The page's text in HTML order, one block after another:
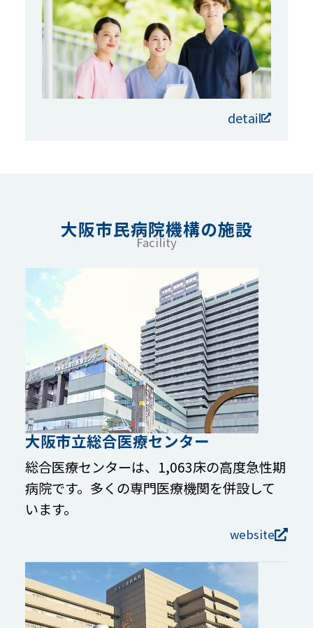
detail
大阪市民病院機構の施設
Facility
大阪市立総合医療センター
総合医療センターは、1,063床の高度急性期
病院です。多くの専門医療機関を併設して
います。
website